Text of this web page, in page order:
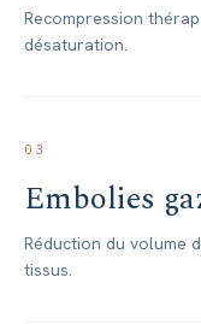
Recompression
désaturation.
03
Embolies
Réduction du volume
tissus.